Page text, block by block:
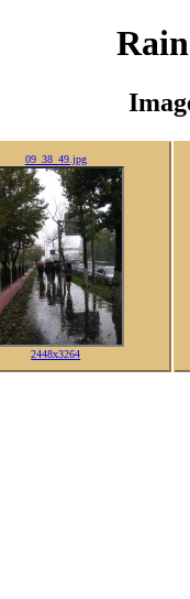
09_38_49.jpg
2448x3264